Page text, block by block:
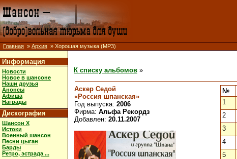
Главная » Архив » Хорошая музыка (MP3)
Информация
Новости
Новое в шансоне
Наши друзья
Анонсы
Афиша
Награды
Дискография
Шансон X
Истоки
Военный шансон
Песни цыган
Барды
Ретро, эстрада ...
К списку альбомов »
Аскер Седой
«Россия шпанская»
Год выпуска: 2006
Фирма: Альфа Рекордз
Добавлен: 20.11.2007
№
1
2
3
4
5